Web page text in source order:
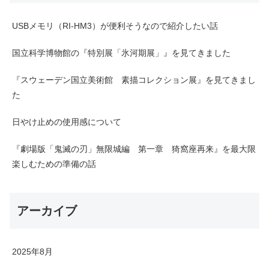
USBメモリ（RI-HM3）が便利そうなので紹介したい話
国立科学博物館の『特別展「氷河期展」』を見てきました
『スウェーデン国立美術館 素描コレクション展』を見てきまし
た
日やけ止めの使用感について
『劇場版「鬼滅の刃」無限城編 第一章 猗窩座再来』を最大限
楽しむための準備の話
アーカイブ
2025年8月